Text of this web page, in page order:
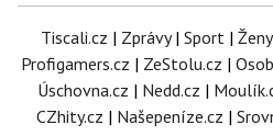
Tiscali.cz | Zprávy| Sport | Ženy
Profigamers.cz | ZeStolu.cz |
Úschovna.cz | Nedd.cz |
CZhity.cz | Našepeníze.cz |